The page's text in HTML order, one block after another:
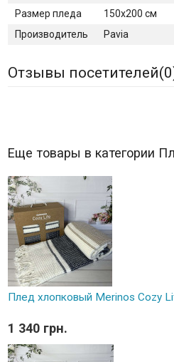
Размер пледа
150x200 см
Производитель
Pavia
Отзывы посетителей(0
Еще товары в категории
Плед хлопковый Merinos Cozy
1 340 грн.